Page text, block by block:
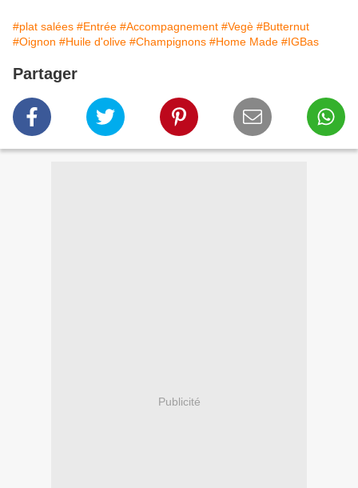
#plat salées #Entrée #Accompagnement #Vegè #Butternut
#Oignon #Huile d'olive #Champignons #Home Made #IGBas
Partager
Publicité